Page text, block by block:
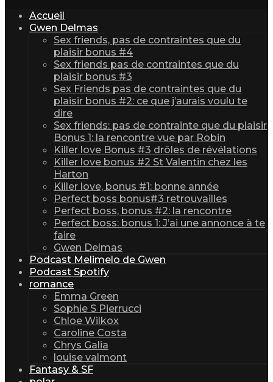
Accueil
Gwen Delmas
Sex friends, pas de contraintes que du
plaisir bonus #4
Sex friends pas de contraintes que du
plaisir bonus #3
Sex Friends pas de contraintes que du
plaisir bonus #2: ce que j’aurais voulu te
dire
Sex friends: pas de contrainte que du plaisir
Bonus 1: la rencontre vue par Robin
Killer love Bonus #3 drôles de révélations
Killer love bonus #2 St Valentin chez les
Harton
Killer love, bonus #1: bonne année
Perfect boss bonus#3 retrouvailles
Perfect boss, bonus #2: la rencontre
Perfect boss: bonus 1: J’ai une annonce à te
faire
Gwen Delmas
Podcast Melimelo de Gwen
Podcast Spotify
romance
Emma Green
Sophie S Pierrucci
Chloe Wilkox
Caroline Costa
Chrys Galia
louise valmont
Fantasy & SF